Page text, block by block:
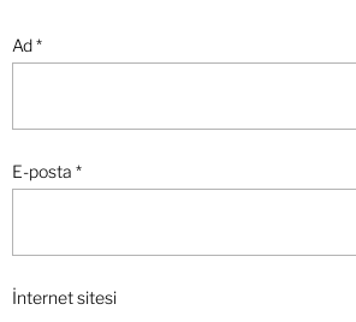
Ad*
E-posta *
İnternet sitesi